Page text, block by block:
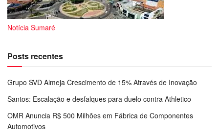
Notícia Sumaré
Posts recentes
Grupo SVD Almeja Crescimento de 15% Através de Inovação
Santos: Escalação e desfalques para duelo contra Athletico
OMR Anuncia R$ 500 Milhões em Fábrica de Componentes
Automotivos